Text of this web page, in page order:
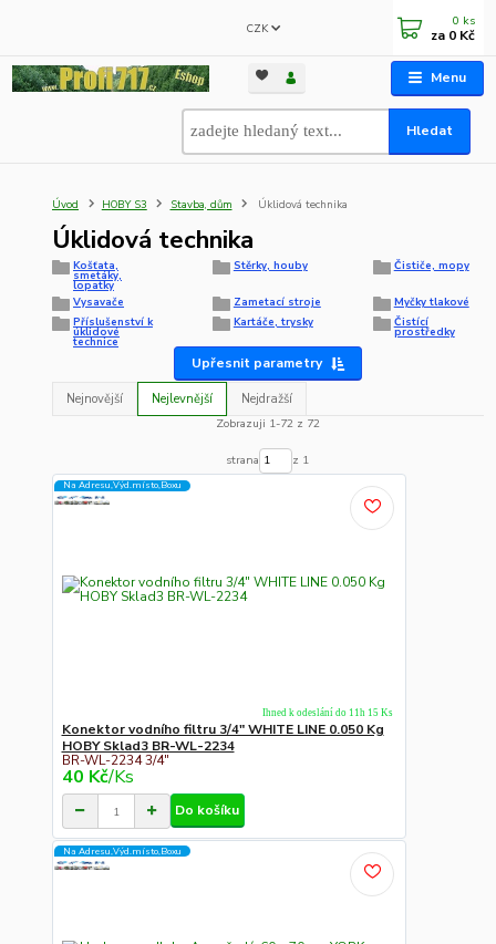
Menu
CZK
Hledat
0 ks
za 0 Kč
Úvod HOBY S3 Stavba, dům Úklidová technika
Úklidová technika
Košťata,
smetáky,
lopatky
Stěrky, houby Čističe, mopy
Vysavače Zametací stroje
Myčky tlakové
Příslušenství k
úklidové
technice
Kartáče, trysky Čistící
prostředky
Upřesnit parametry
Nejnovější Nejlevnější
Nejdražší
Zobrazuji 1-72 z 72
strana z 1
Na Adresu,Výd.místo,Boxu
Konektor vodního filtru 3/4" WHITE LINE 0.050 Kg
HOBY Sklad3 BR-WL-2234
BR-WL-2234 3/4"
40 Kč/Ks
Ihned k odeslání do 11h 15 Ks
Do košíku
Na Adresu,Výd.místo,Boxu